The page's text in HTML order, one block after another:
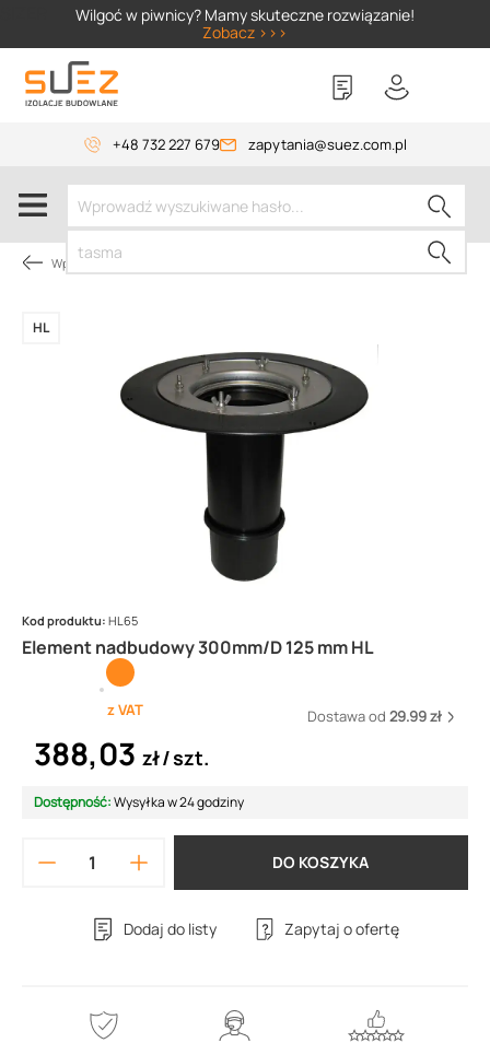
Wilgoć w piwnicy? Mamy skuteczne rozwiązanie!
Zobacz >>>
+48 732 227 679 zapytania@suez.com.pl
Wpusty i akcesoria
Element nadbudowy 300mm/D 125 mm HL
HL
Kod produktu: HL65
z VAT Dostawa od 29.99 zł
388,03 zł szt.
Dostępność:Wysyłka w 24 godziny
DO KOSZYKA
Dodaj do listy Zapytaj o ofertę